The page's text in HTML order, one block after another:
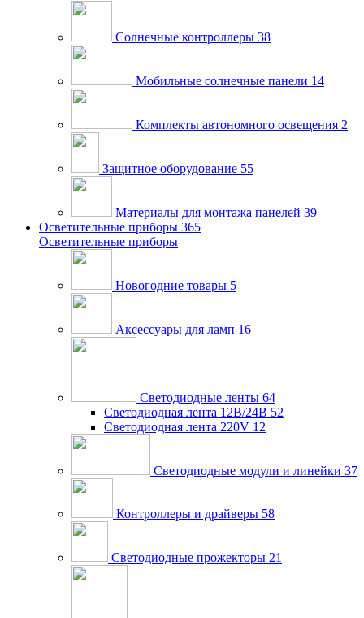
Солнечные контроллеры 38
Мобильные солнечные панели 14
Комплекты автономного освещения 2
Защитное оборудование 55
Материалы для монтажа панелей 39
Осветительные приборы 365
Осветительные приборы
Новогодние товары 5
Аксессуары для ламп 16
Светодиодные ленты 64
Светодиодная лента 12В/24В 52
Светодиодная лента 220V 12
Светодиодные модули и линейки 37
Контроллеры и драйверы 58
Светодиодные прожекторы 21